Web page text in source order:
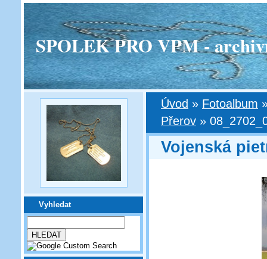
SPOLEK PRO VPM -
Vyhledat
Úvod » Fotoalbum
Přerov »
Vojenská